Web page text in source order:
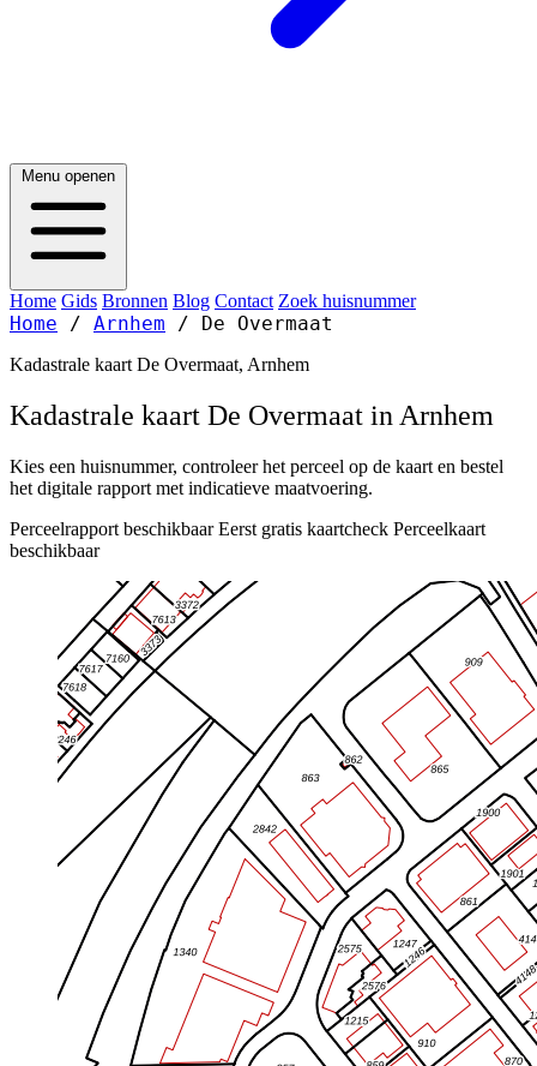
Menu openen
Home Gids Bronnen Blog Contact Zoek huisnummer
Home / Arnhem / De Overmaat
Kadastrale kaart De Overmaat, Arnhem
Kadastrale kaart De Overmaat in Arnhem
Kies een huisnummer, controleer het perceel op de kaart en bestel
het digitale rapport met indicatieve maatvoering.
Perceelrapport beschikbaar Eerst gratis kaartcheck Perceelkaart
beschikbaar